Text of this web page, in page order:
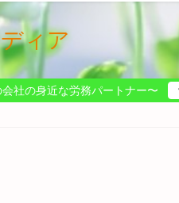
ィア
社の身近な労務パートナー〜